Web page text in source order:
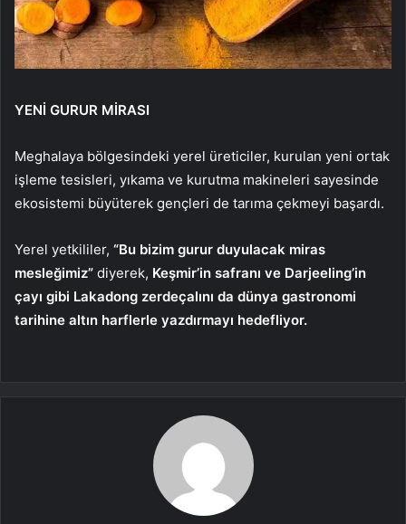
YENİ GURUR MİRASI
Meghalaya bölgesindeki yerel üreticiler, kurulan yeni ortak
işleme tesisleri, yıkama ve kurutma makineleri sayesinde
ekosistemi büyüterek gençleri de tarıma çekmeyi başardı.
Yerel yetkililer, “Bu bizim gurur duyulacak miras
mesleğimiz” diyerek, Keşmir’in safranı ve Darjeeling’in
çayı gibi Lakadong zerdeçalını da dünya gastronomi
tarihine altın harflerle yazdırmayı hedefliyor.